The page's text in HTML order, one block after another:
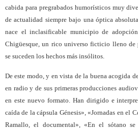
cabida para pregrabados humorísticos muy
de actualidad siempre bajo una óptica
nace el inclasificable municipio de
Chigüesque, un rico universo ficticio lleno de
se suceden los hechos más insólitos.
De este modo, y en vista de la buena acogida
en radio y de sus primeras producciones
en este nuevo formato. Han dirigido e
caída de la cápsula Génesis», «Jornadas en el
Ramallo, el documental», «En el sótano